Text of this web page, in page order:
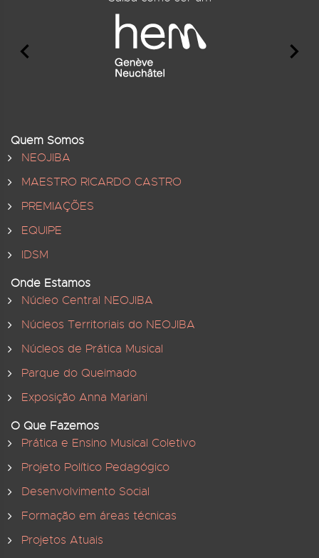
Quem Somos
NEOJIBA
MAESTRO RICARDO CASTRO
PREMIAÇÕES
EQUIPE
IDSM
Onde Estamos
Núcleo Central NEOJIBA
Núcleos Territoriais do NEOJIBA
Núcleos de Prática Musical
Parque do Queimado
Exposição Anna Mariani
O Que Fazemos
Prática e Ensino Musical Coletivo
Projeto Político Pedagógico
Desenvolvimento Social
Formação em áreas técnicas
Projetos Atuais